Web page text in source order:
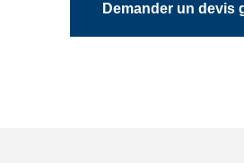
Demander un devis